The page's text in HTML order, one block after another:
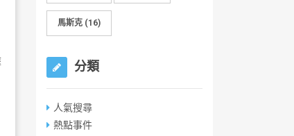
馬斯克 (16)
分類
人氣搜尋
熱點事件